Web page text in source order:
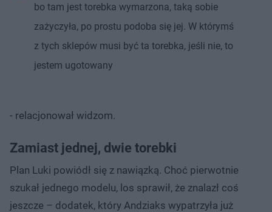
bo tam jest torebka wymarzona, taką sobie
zażyczyła, po prostu podoba się jej. W którymś
z tych sklepów musi być ta torebka, jeśli nie, to
jestem ugotowany
- relacjonował widzom.
Zamiast jednej, dwie torebki
Plan Luki powiódł się z nawiązką. Choć pierwotnie
szukał jednego modelu, los sprawił, że znalazł coś
jeszcze – dodatek, który Andziaks wypatrzyła już